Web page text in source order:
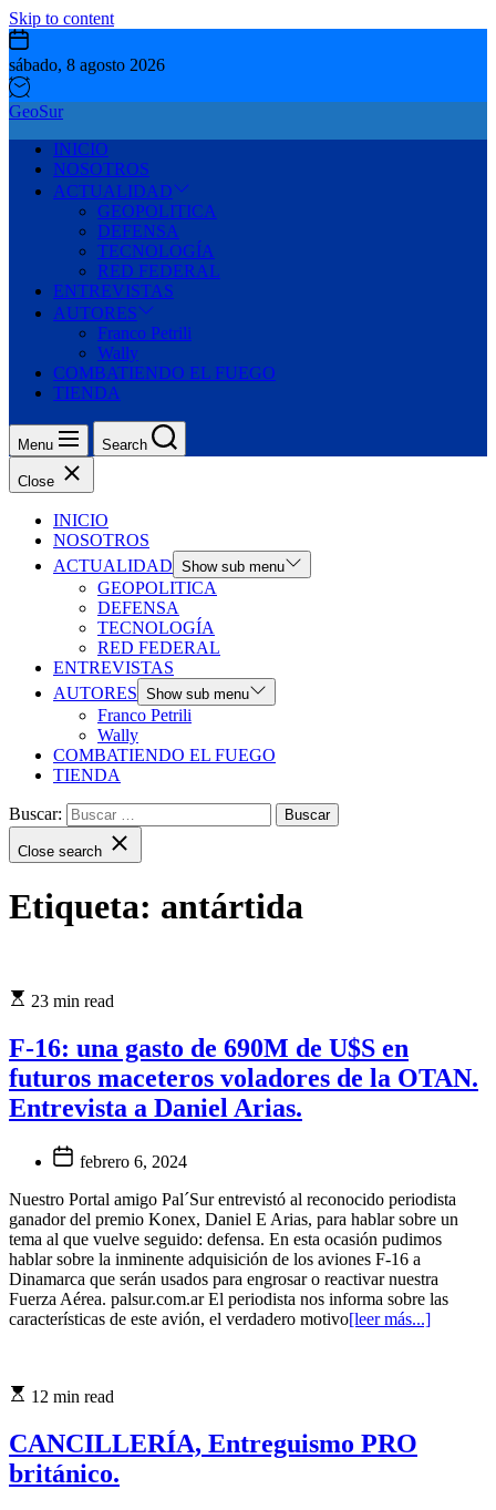
Skip to content
sábado, 8 agosto 2026
GeoSur
INICIO
NOSOTROS
ACTUALIDAD
GEOPOLITICA
DEFENSA
TECNOLOGÍA
RED FEDERAL
ENTREVISTAS
AUTORES
Franco Petrili
Wally
COMBATIENDO EL FUEGO
TIENDA
Menu Search
Close
INICIO
NOSOTROS
ACTUALIDAD Show sub menu
GEOPOLITICA
DEFENSA
TECNOLOGÍA
RED FEDERAL
ENTREVISTAS
AUTORES Show sub menu
Franco Petrili
Wally
COMBATIENDO EL FUEGO
TIENDA
Buscar:
Close search
Etiqueta: antártida
23 min read
F-16: una gasto de 690M de U$S en
futuros maceteros voladores de la OTAN.
Entrevista a Daniel Arias.
febrero 6, 2024
Nuestro Portal amigo Pal´Sur entrevistó al reconocido periodista
ganador del premio Konex, Daniel E Arias, para hablar sobre un
tema al que vuelve seguido: defensa. En esta ocasión pudimos
hablar sobre la inminente adquisición de los aviones F-16 a
Dinamarca que serán usados para engrosar o reactivar nuestra
Fuerza Aérea. palsur.com.ar El periodista nos informa sobre las
características de este avión, el verdadero motivo[leer más...]
12 min read
CANCILLERÍA, Entreguismo PRO
británico.